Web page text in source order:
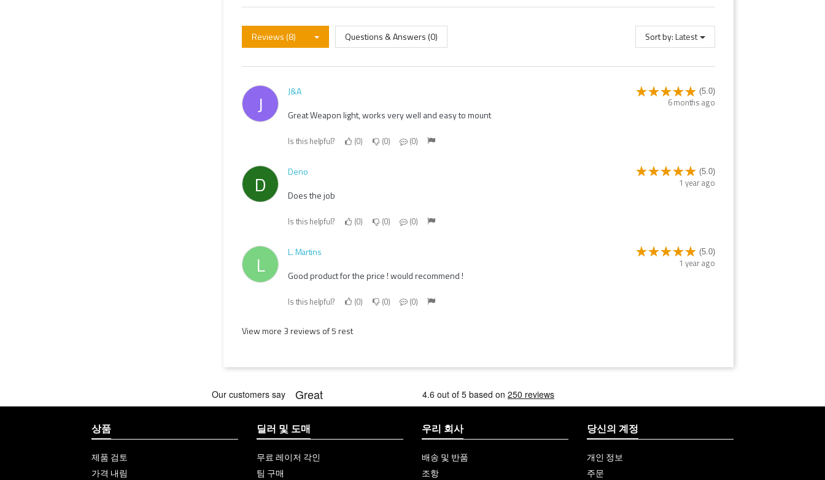
Reviews (8) Questions & Answers (0) Sort by:Latest
J J&A (5.0)
6 months ago
Great Weapon light, works very well and easy to mount
Is this helpful? 0 0 0
D Deno (5.0)
1 year ago
Does the job
Is this helpful? 0 0 0
L L. Martins (5.0)
1 year ago
Good product for the price ! would recommend !
Is this helpful? 0 0 0
View more 3 reviews of 5 rest
상품
제품 검토
가격 내림
딜러 및 도매
무료 레이저 각인
팀 구매
우리 회사
배송 및 반품
조항
당신의 계정
개인 정보
주문